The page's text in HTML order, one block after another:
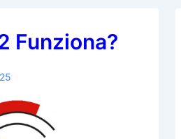
Funziona?